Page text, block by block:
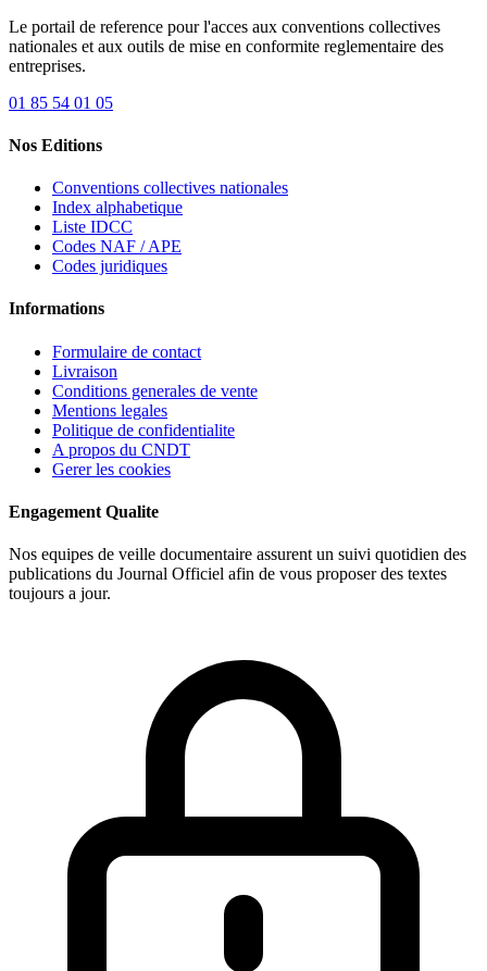
Le portail de reference pour l'acces aux conventions collectives
nationales et aux outils de mise en conformite reglementaire des
entreprises.
01 85 54 01 05
Nos Editions
Conventions collectives nationales
Index alphabetique
Liste IDCC
Codes NAF / APE
Codes juridiques
Informations
Formulaire de contact
Livraison
Conditions generales de vente
Mentions legales
Politique de confidentialite
A propos du CNDT
Gerer les cookies
Engagement Qualite
Nos equipes de veille documentaire assurent un suivi quotidien des
publications du Journal Officiel afin de vous proposer des textes
toujours a jour.